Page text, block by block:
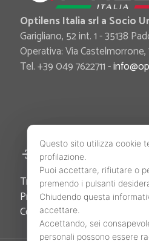
Optilens Italia srl a Socio
Garigliano, 52 int. 1 - 35138
Operativa: Via Castelmorrone,
Tel. +39 049 7622711 -
Area Riservata
Trova il tuo Agente di zona
Privacy Policy
Cookie Policy
Questo sito utilizza cookie
profilazione.
Puoi accettare, rifiutare o
premendo i pulsanti
Chiudendo questa
accettare.
Accettando, sei
personali possono essere